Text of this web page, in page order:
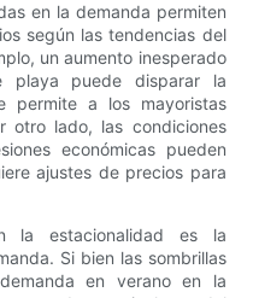
en la demanda permiten
según las tendencias del
un aumento inesperado
puede disparar la
permite a los mayoristas
otro lado, las condiciones
económicas pueden
ajustes de precios para
la estacionalidad es la
Si bien las sombrillas
en verano en la